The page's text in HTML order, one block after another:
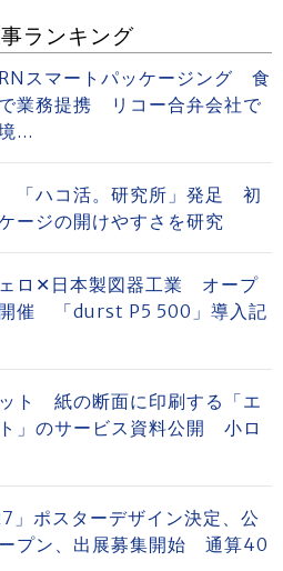
ランキング
スマートパッケージング 食
業務提携 リコー合弁会社で
...
「ハコ活。研究所」発足 初
ージの開けやすさを研究
ェロ✕日本製図器工業 オープ
開催 「durst P5 500」導入記
ト 紙の断面に印刷する「エ
」のサービス資料公開 小ロ
」ポスターデザイン決定、公
プン、出展募集開始 通算40